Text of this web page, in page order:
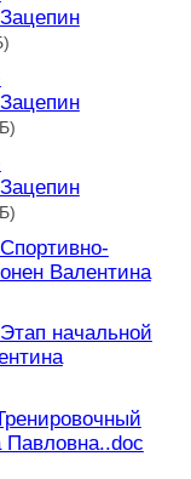
Валентина
начальной
Павловна..doc